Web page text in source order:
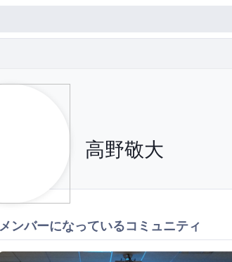
高野敬大
メンバーになっているコミュニティ